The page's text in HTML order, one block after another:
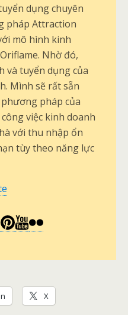
dụng chuyên
pháp Attraction
mô hình kinh
Nhờ đó,
và tuyển dụng của
Mình sẽ rất sẵn
pháp của
việc kinh doanh
với thu nhập ổn
tùy theo năng lực
X